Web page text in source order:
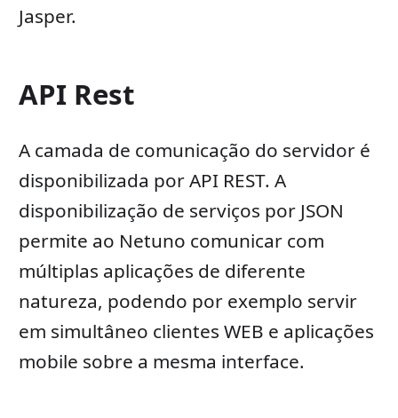
Jasper.
API Rest
A camada de comunicação do servidor é
disponibilizada por API REST. A
disponibilização de serviços por JSON
permite ao Netuno comunicar com
múltiplas aplicações de diferente
natureza, podendo por exemplo servir
em simultâneo clientes WEB e aplicações
mobile sobre a mesma interface.